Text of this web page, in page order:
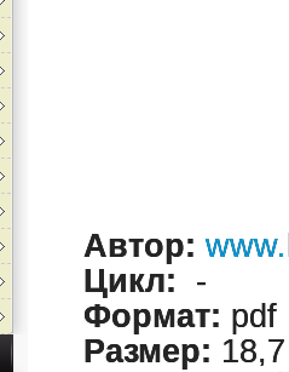
Автор:
Цикл: -
Формат: pdf
Размер: